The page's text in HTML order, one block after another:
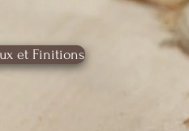
et Finitions